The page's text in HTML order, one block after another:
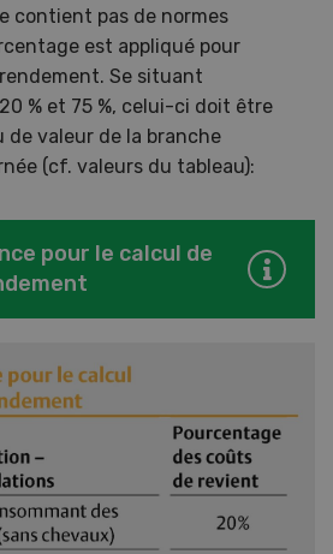
contient pas de normes
est appliqué pour
Se situant
% et 75 %, celui-ci doit être
de valeur de la branche
(cf. valeurs du tableau):
pour le calcul de